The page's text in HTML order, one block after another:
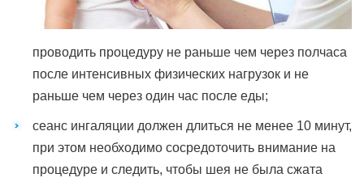
проводить процедуру не раньше чем через полчаса
после интенсивных физических нагрузок и не
раньше чем через один час после еды;
сеанс ингаляции должен длиться не менее 10 минут,
при этом необходимо сосредоточить внимание на
процедуре и следить, чтобы шея не была сжата